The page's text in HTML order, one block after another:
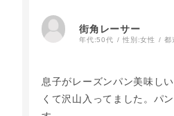
街角レーサー
年代:50代 性別:女性 都
息子がレーズンパン美味し
くて沢山入ってました。パ